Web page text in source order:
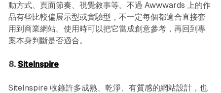
動方式、頁面節奏、視覺敘事等。不過 Awwwards 上的作
品有些比較偏展示型或實驗型，不一定每個都適合直接套
用到商業網站。使用時可以把它當成創意參考，再回到專
案本身判斷是否適合。
8. SiteInspire
SiteInspire 收錄許多成熟、乾淨、有質感的網站設計，也